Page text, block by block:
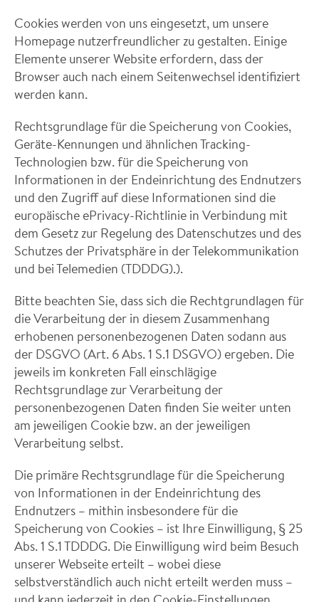
Cookies werden von uns eingesetzt, um unsere
Homepage nutzerfreundlicher zu gestalten. Einige
Elemente unserer Website erfordern, dass der
Browser auch nach einem Seitenwechsel identifiziert
werden kann.
Rechtsgrundlage für die Speicherung von Cookies,
Geräte-Kennungen und ähnlichen Tracking-
Technologien bzw. für die Speicherung von
Informationen in der Endeinrichtung des Endnutzers
und den Zugriff auf diese Informationen sind die
europäische ePrivacy-Richtlinie in Verbindung mit
dem Gesetz zur Regelung des Datenschutzes und des
Schutzes der Privatsphäre in der Telekommunikation
und bei Telemedien (TDDDG).).
Bitte beachten Sie, dass sich die Rechtgrundlagen für
die Verarbeitung der in diesem Zusammenhang
erhobenen personenbezogenen Daten sodann aus
der DSGVO (Art. 6 Abs. 1 S.1 DSGVO) ergeben. Die
jeweils im konkreten Fall einschlägige
Rechtsgrundlage zur Verarbeitung der
personenbezogenen Daten finden Sie weiter unten
am jeweiligen Cookie bzw. an der jeweiligen
Verarbeitung selbst.
Die primäre Rechtsgrundlage für die Speicherung
von Informationen in der Endeinrichtung des
Endnutzers – mithin insbesondere für die
Speicherung von Cookies – ist Ihre Einwilligung, § 25
Abs. 1 S.1 TDDDG. Die Einwilligung wird beim Besuch
unserer Webseite erteilt – wobei diese
selbstverständlich auch nicht erteilt werden muss –